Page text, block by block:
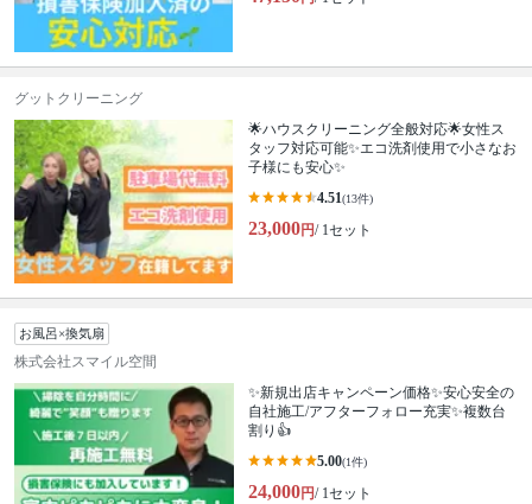
グットクリーニング
🌟ハウスクリーニング全般対応🌟女性ス
タッフ対応可能✨エコ洗剤使用で小さなお
子様にも安心✨
4.51(13件)
23,000円/ 1セット
お風呂×換気扇
株式会社スマイル空間
✨新規出店キャンペーン価格✨安心安全の
自社施工/アフターフォロー充実✨複数台
割り👍
5.00(1件)
24,000円/ 1セット